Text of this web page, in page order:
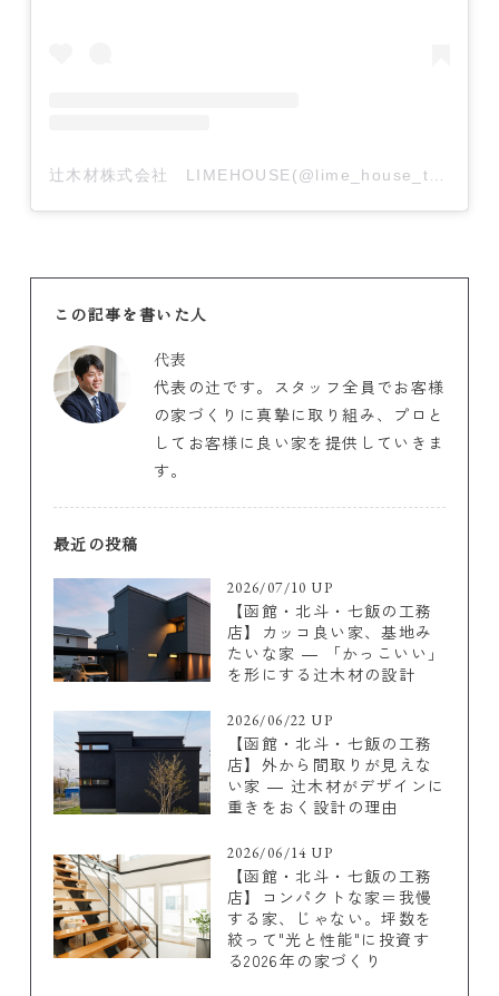
この記事を書いた人
代表
代表の辻です。スタッフ全員でお客様
の家づくりに真摯に取り組み、プロと
してお客様に良い家を提供していきま
す。
最近の投稿
2026/07/10 UP
【函館・北斗・七飯の工務
店】カッコ良い家、基地み
たいな家 ― 「かっこいい」
を形にする辻木材の設計
2026/06/22 UP
【函館・北斗・七飯の工務
店】外から間取りが見えな
い家 ― 辻木材がデザインに
重きをおく設計の理由
2026/06/14 UP
【函館・北斗・七飯の工務
店】コンパクトな家＝我慢
する家、じゃない。坪数を
絞って"光と性能"に投資す
る2026年の家づくり